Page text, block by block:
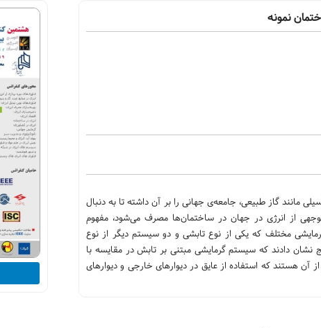
نمونه
گاز طبیعی، جامعه‌ی جهانی را بر آن داشته تا به دنبال
از انرژی در جهان در ساختمان‌ها مصرف می‌شود، مفهوم
مختلف که یکی از نوع تابشی و دو سیستم دیگر از نوع
نشان دادند که سیستم گرمایشی مبتنی بر تابش در مقایسه با
آن هستند که استفاده از عایق در دیوارهای خارجی و دیوارهای